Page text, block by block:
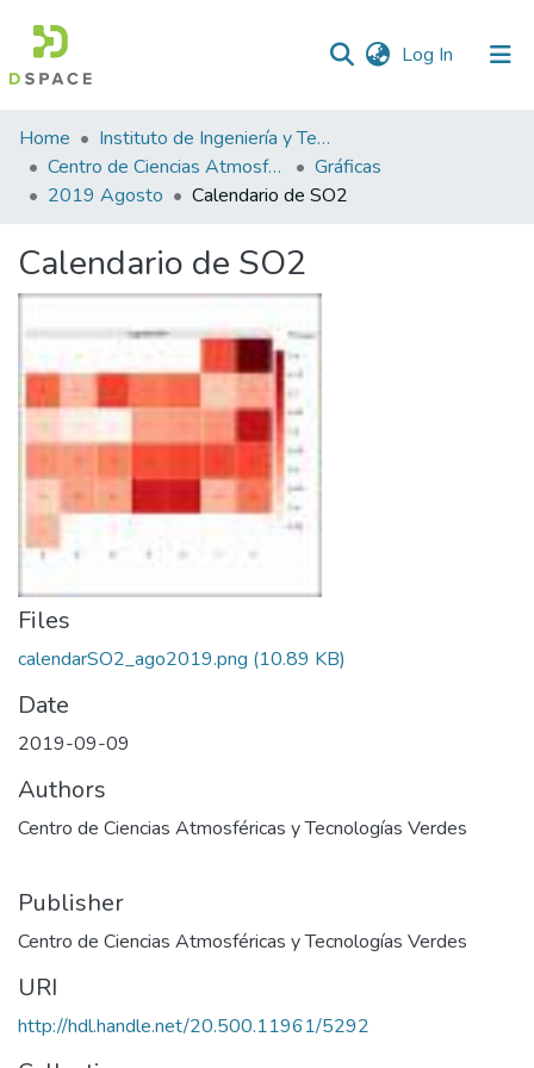
Log In (current)
Statistics
Home
Instituto de Ingeniería y Tecnología
Centro de Ciencias Atmosféricas y Tecnologías Verdes
Gráficas
2019 Agosto
Calendario de SO2
Calendario de SO2
Files
calendarSO2_ago2019.png (10.89 KB)
Date
2019-09-09
Authors
Centro de Ciencias Atmosféricas y Tecnologías Verdes
Publisher
Centro de Ciencias Atmosféricas y Tecnologías Verdes
URI
http://hdl.handle.net/20.500.11961/5292